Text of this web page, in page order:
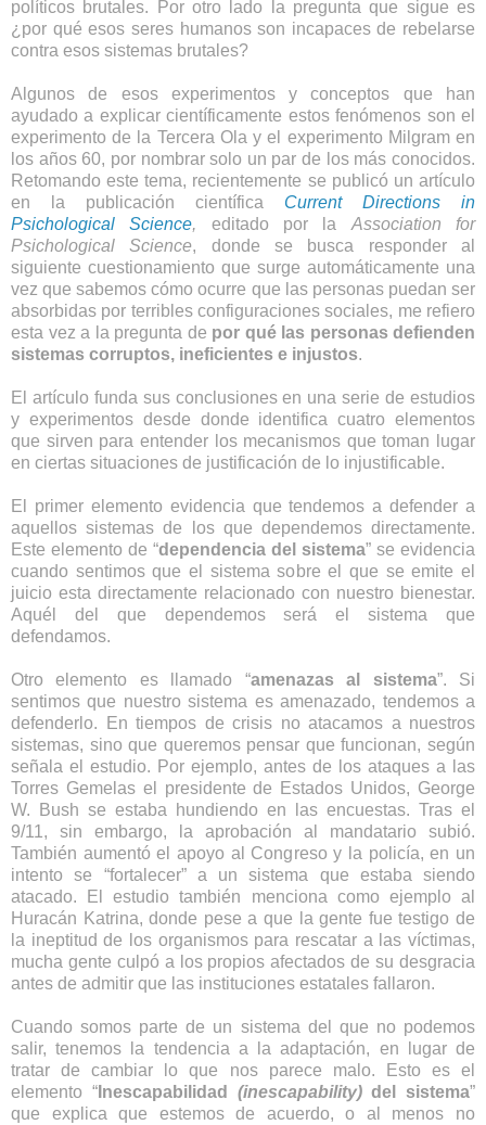
políticos brutales. Por otro lado la pregunta que sigue es
¿por qué esos seres humanos son incapaces de rebelarse
contra esos sistemas brutales?
Algunos de esos experimentos y conceptos que han
ayudado a explicar científicamente estos fenómenos son el
experimento de la Tercera Ola y el experimento Milgramen
los años 60, por nombrar solo un par de los más conocidos.
Retomando este tema, recientemente se publicó un artículo
en la publicación científica Current Directions in
Psichological Science, editado por la Association for
Psichological Science, donde se busca responder al
siguiente cuestionamiento que surge automáticamente una
vez que sabemos cómo ocurre que las personas puedan ser
absorbidas por terribles configuraciones sociales, me refiero
esta vez a la pregunta de por qué las personas defienden
sistemas corruptos, ineficientes e injustos.
El artículo funda sus conclusiones en una serie de estudios
y experimentos desde donde identifica cuatro elementos
que sirven para entender los mecanismos que toman lugar
en ciertas situaciones de justificación de lo injustificable.
El primer elemento evidencia que tendemos a defender a
aquellos sistemas de los que dependemos directamente.
Este elemento de “dependencia del sistema” se evidencia
cuando sentimos que el sistema sobre el que se emite el
juicio esta directamente relacionado con nuestro bienestar.
Aquél del que dependemos será el sistema que
defendamos.
Otro elemento es llamado “amenazas al sistema”. Si
sentimos que nuestro sistema es amenazado, tendemos a
defenderlo. En tiempos de crisis no atacamos a nuestros
sistemas, sino que queremos pensar que funcionan, según
señala el estudio. Por ejemplo, antes de los ataques a las
Torres Gemelas el presidente de Estados Unidos, George
W. Bush se estaba hundiendo en las encuestas. Tras el
9/11, sin embargo, la aprobación al mandatario subió.
También aumentó el apoyo al Congreso y la policía, en un
intento se “fortalecer” a un sistema que estaba siendo
atacado. El estudio también menciona como ejemplo al
Huracán Katrina, donde pese a que la gente fue testigo de
la ineptitud de los organismos para rescatar a las víctimas,
mucha gente culpó a los propios afectados de su desgracia
antes de admitir que las instituciones estatales fallaron.
Cuando somos parte de un sistema del que no podemos
salir, tenemos la tendencia a la adaptación, en lugar de
tratar de cambiar lo que nos parece malo. Esto es el
elemento “Inescapabilidad (inescapability)del sistema”
que explica que estemos de acuerdo, o al menos no